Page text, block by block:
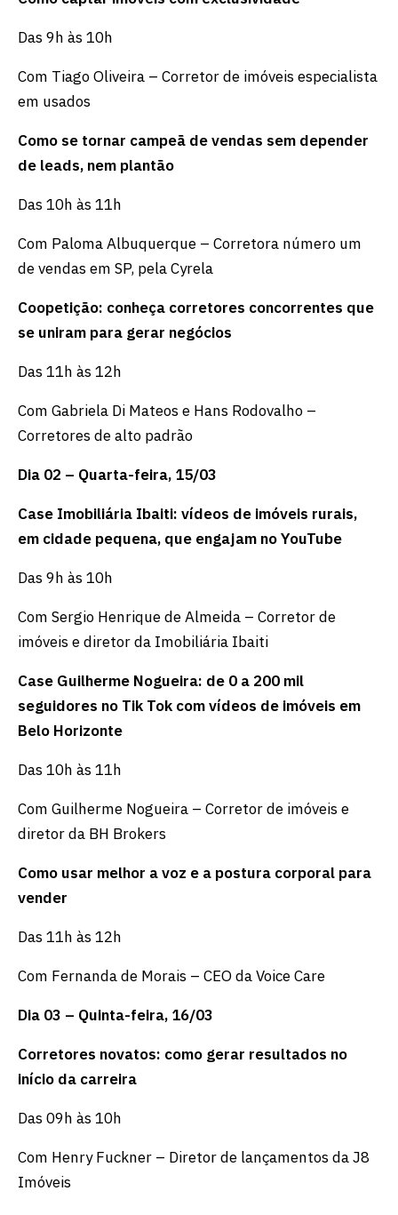
Das 9h às 10h
Com Tiago Oliveira – Corretor de imóveis especialista
em usados
Como se tornar campeã de vendas sem depender
de leads, nem plantão
Das 10h às 11h
Com Paloma Albuquerque – Corretora número um
de vendas em SP, pela Cyrela
Coopetição: conheça corretores concorrentes que
se uniram para gerar negócios
Das 11h às 12h
Com Gabriela Di Mateos e Hans Rodovalho –
Corretores de alto padrão
Dia 02 – Quarta-feira, 15/03
Case Imobiliária Ibaiti: vídeos de imóveis rurais,
em cidade pequena, que engajam no YouTube
Das 9h às 10h
Com Sergio Henrique de Almeida – Corretor de
imóveis e diretor da Imobiliária Ibaiti
Case Guilherme Nogueira: de 0 a 200 mil
seguidores no Tik Tok com vídeos de imóveis em
Belo Horizonte
Das 10h às 11h
Com Guilherme Nogueira – Corretor de imóveis e
diretor da BH Brokers
Como usar melhor a voz e a postura corporal para
vender
Das 11h às 12h
Com Fernanda de Morais – CEO da Voice Care
Dia 03 – Quinta-feira, 16/03
Corretores novatos: como gerar resultados no
início da carreira
Das 09h às 10h
Com Henry Fuckner – Diretor de lançamentos da J8
Imóveis